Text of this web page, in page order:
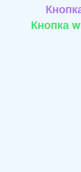
Кнопка